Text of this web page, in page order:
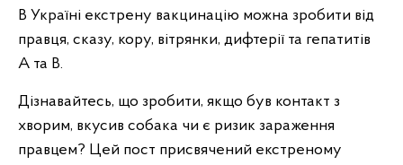
В Україні екстрену вакцинацію можна зробити від
правця, сказу, кору, вітрянки, дифтерії та гепатитів
А та В.
Дізнавайтесь, що зробити, якщо був контакт з
хворим, вкусив собака чи є ризик зараження
правцем? Цей пост присвячений екстреному